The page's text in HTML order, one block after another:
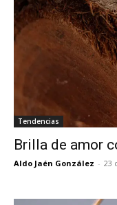
Tendencias
Brilla de amor
Aldo Jaén González - 23